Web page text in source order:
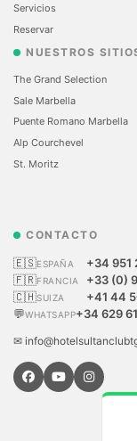
Servicios
Reservar
NUESTROS
The Grand Selection
Sale Marbella
Puente Romano Marbella
Alp Courchevel
St. Moritz
CONTACTO
🇪🇸ESPAÑA
+34 951
🇫🇷FRANCIA
+33 (0)
🇨🇭SUIZA
+41 44
💬WHATSAPP+34 629
✉